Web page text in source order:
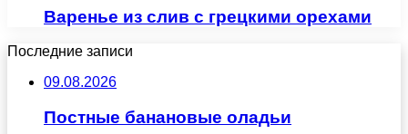
Варенье из слив с грецкими орехами
Последние записи
09.08.2026
Постные банановые оладьи